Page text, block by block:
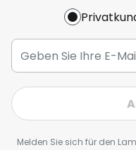
Melden Sie sich für den